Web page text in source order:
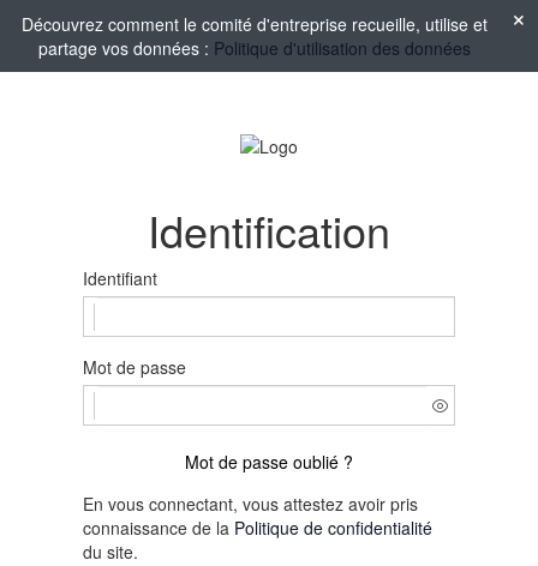
Découvrez comment le comité d'entreprise recueille, utilise et
partage vos données : Politique d'utilisation des données
Identification
Identifiant
Mot de passe
Mot de passe oublié ?
En vous connectant, vous attestez avoir pris
connaissance de la Politique de confidentialité
du site.